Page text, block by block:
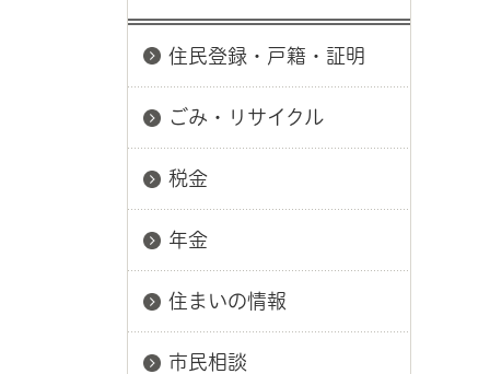
住民登録・戸籍・証明
ごみ・リサイクル
税金
年金
住まいの情報
市民相談